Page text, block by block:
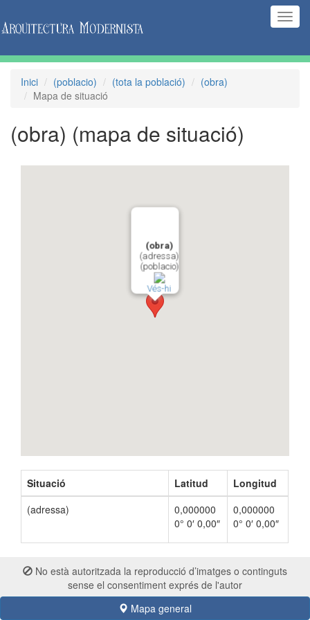
Inici (poblacio) (tota la població)
(obra)
Mapa de situació
(obra) (mapa de situació)
(obra)
(adressa)
(poblacio)
Vés-hi
Situació Latitud
Longitud
(adressa)
0,000000
0° 0′ 0,00″
0,000000
0° 0′ 0,00″
Mapa general
No està autoritzada la reproducció d’imatges o continguts
sense el consentiment exprés de l'autor